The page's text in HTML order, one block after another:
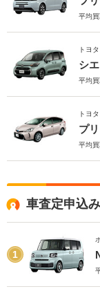
平均買
トヨタ
シ
平均買
トヨタ
プ
平均買
車査定申込
1